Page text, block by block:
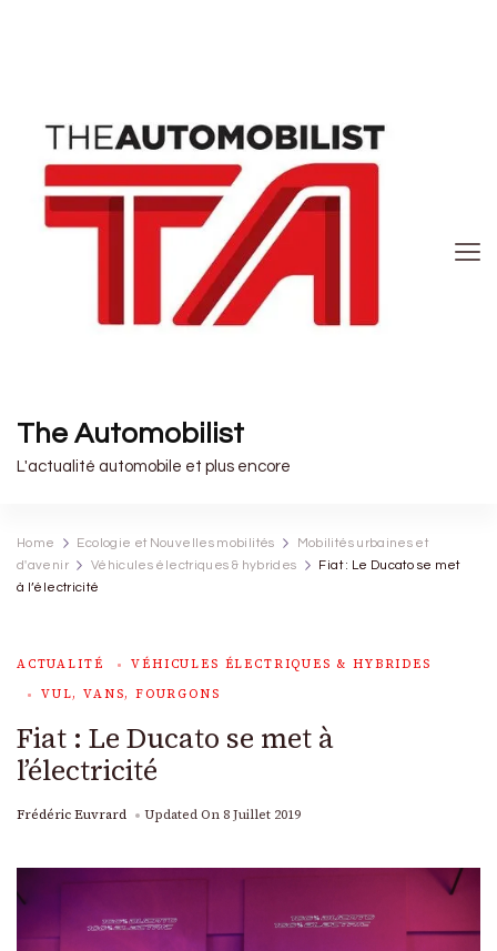
The Automobilist
L'actualité automobile et plus encore
Home Ecologie et Nouvelles mobilités
Mobilités urbaines et
d'avenir
Véhicules électriques & hybrides
Fiat : Le Ducato se met
à l’électricité
ACTUALITÉ
VÉHICULES ÉLECTRIQUES & HYBRIDES
VUL, VANS, FOURGONS
Fiat : Le Ducato se met à
l’électricité
Frédéric Euvrard Updated On 8 Juillet 2019